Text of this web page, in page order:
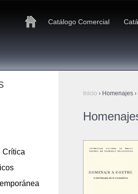
Catálogo Comercial
Inicio › Homenajes›
Crítica